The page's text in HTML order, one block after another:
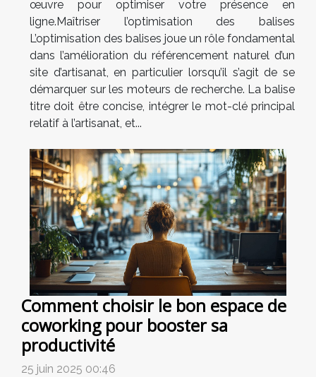
œuvre pour optimiser votre présence en
ligne.Maîtriser l’optimisation des balises
L’optimisation des balises joue un rôle fondamental
dans l’amélioration du référencement naturel d’un
site d’artisanat, en particulier lorsqu’il s’agit de se
démarquer sur les moteurs de recherche. La balise
titre doit être concise, intégrer le mot-clé principal
relatif à l’artisanat, et...
Comment choisir le bon espace de
coworking pour booster sa
productivité
25 juin 2025 00:46